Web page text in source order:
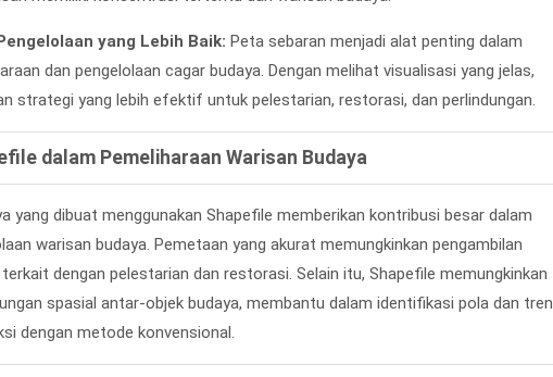
yang Lebih Baik: Peta sebaran menjadi alat penting dalam
dan pengelolaan cagar budaya. Dengan melihat visualisasi yang jelas,
strategi yang lebih efektif untuk pelestarian, restorasi, dan perlindungan.
dalam Pemeliharaan Warisan Budaya
yang dibuat menggunakan Shapefile memberikan kontribusi besar dalam
warisan budaya. Pemetaan yang akurat memungkinkan pengambilan
dengan pelestarian dan restorasi. Selain itu, Shapefile memungkinkan
spasial antar-objek budaya, membantu dalam identifikasi pola dan tren
dengan metode konvensional.